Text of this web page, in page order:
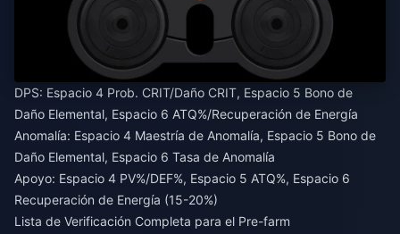
DPS: Espacio 4 Prob. CRIT/Daño CRIT, Espacio 5 Bono de
Daño Elemental, Espacio 6 ATQ%/Recuperación de Energía
Anomalía: Espacio 4 Maestría de Anomalía, Espacio 5 Bono de
Daño Elemental, Espacio 6 Tasa de Anomalía
Apoyo: Espacio 4 PV%/DEF%, Espacio 5 ATQ%, Espacio 6
Recuperación de Energía (15-20%)
Lista de Verificación Completa para el Pre-farm